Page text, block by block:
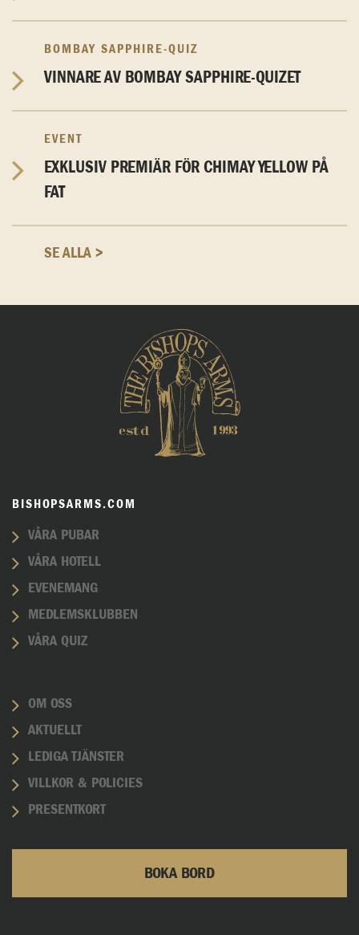
BOMBAY SAPPHIRE-QUIZ
VINNARE AV BOMBAY SAPPHIRE-QUIZET
EVENT
EXKLUSIV PREMIÄR FÖR CHIMAY YELLOW PÅ
FAT
SE ALLA >
BISHOPSARMS.COM
VÅRA PUBAR
VÅRA HOTELL
EVENEMANG
MEDLEMSKLUBBEN
VÅRA QUIZ
OM OSS
AKTUELLT
LEDIGA TJÄNSTER
VILLKOR & POLICIES
PRESENTKORT
BOKA BORD